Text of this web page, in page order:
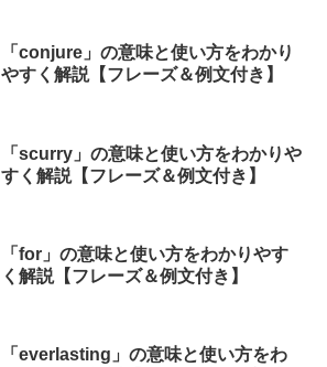
「conjure」の意味と使い方をわかり
やすく解説【フレーズ＆例文付き】
「scurry」の意味と使い方をわかりや
すく解説【フレーズ＆例文付き】
「for」の意味と使い方をわかりやす
く解説【フレーズ＆例文付き】
「everlasting」の意味と使い方をわ